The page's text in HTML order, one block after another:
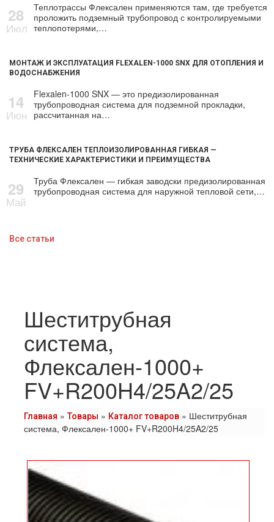
28
Июл
Теплотрассы Флексален применяются там, где требуется
проложить подземный трубопровод с контролируемыми
теплопотерями,…
МОНТАЖ И ЭКСПЛУАТАЦИЯ FLEXALEN-1000 SNX ДЛЯ ОТОПЛЕНИЯ И
ВОДОСНАБЖЕНИЯ
14
Июн
Flexalen-1000 SNX — это предизолированная
трубопроводная система для подземной прокладки,
рассчитанная на…
ТРУБА ФЛЕКСАЛЕН ТЕПЛОИЗОЛИРОВАННАЯ ГИБКАЯ —
ТЕХНИЧЕСКИЕ ХАРАКТЕРИСТИКИ И ПРЕИМУЩЕСТВА
29
Май
Труба Флексален — гибкая заводски предизолированная
трубопроводная система для наружной тепловой сети,…
Все статьи
Шеститрубная
система,
Флексален-1000+
FV+R200H4/25A2/25
Главная »Товары » Каталог товаров » Шеститрубная
система, Флексален-1000+ FV+R200H4/25A2/25